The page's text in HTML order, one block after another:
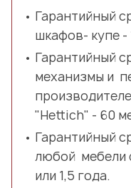
Гарантийный
шкафов- купе -
Гарантийный
механизмы и
"Hettich" - 60
Гарантийный
любой мебели
или 1,5 года.